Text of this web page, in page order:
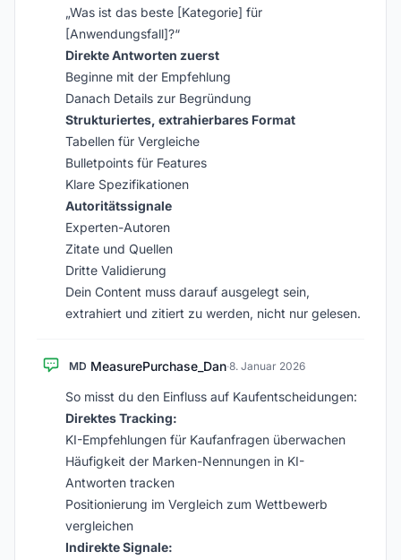
„Was ist das beste [Kategorie] für
[Anwendungsfall]?“
Direkte Antworten zuerst
Beginne mit der Empfehlung
Danach Details zur Begründung
Strukturiertes, extrahierbares Format
Tabellen für Vergleiche
Bulletpoints für Features
Klare Spezifikationen
Autoritätssignale
Experten-Autoren
Zitate und Quellen
Dritte Validierung
Dein Content muss darauf ausgelegt sein,
extrahiert und zitiert zu werden, nicht nur gelesen.
MD MeasurePurchase_Dan·8. Januar 2026
So misst du den Einfluss auf Kaufentscheidungen:
Direktes Tracking:
KI-Empfehlungen für Kaufanfragen überwachen
Häufigkeit der Marken-Nennungen in KI-
Antworten tracken
Positionierung im Vergleich zum Wettbewerb
vergleichen
Indirekte Signale: